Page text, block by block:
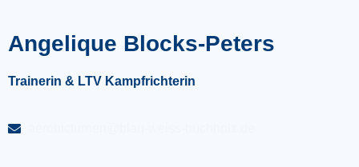
Angelique Blocks-Peters
Trainerin & LTV Kampfrichterin